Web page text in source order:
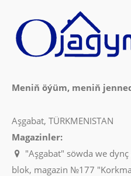
Meniň öýüm, meniň
Aşgabat, TÜRKMENISTAN
Magazinler:
"Aşgabat" söwda we
blok, magazin №177